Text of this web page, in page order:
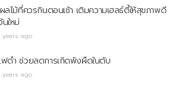
ลไม้ที่ควรกินตอนเช้า เติมความเฮลธ์ตี้ให้สุขภาพดี
ใหม่
years ago
ฟดำ ช่วยลดการเกิดพังผืดในตับ
years ago